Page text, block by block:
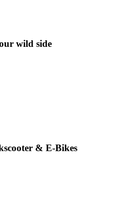
wild side
& E-Bikes